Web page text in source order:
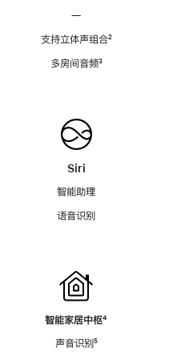
—
支持立体声组合脚
²
多房间音频脚
³
Siri
智能助理
语音识别
智能家居中枢脚
⁴
声音识别脚
⁵